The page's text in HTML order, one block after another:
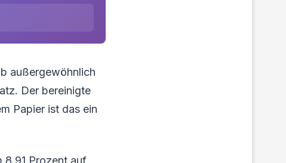
außergewöhnlich
Der bereinigte
Papier ist das ein